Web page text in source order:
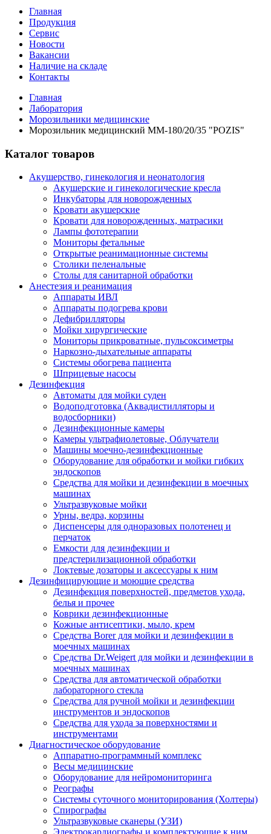
Главная
Продукция
Сервис
Новости
Вакансии
Наличие на складе
Контакты
Главная
Лаборатория
Морозильники медицинские
Морозильник медицинский ММ-180/20/35 "POZIS"
Каталог товаров
Акушерство, гинекология и неонатология
Акушерские и гинекологические креслa
Инкубаторы для новорожденных
Кровати акушерские
Кровати для новорожденных, матрасики
Лампы фототерапии
Мониторы фетальные
Открытые реанимационные системы
Столики пеленальные
Столы для санитарной обработки
Анестезия и реанимация
Аппараты ИВЛ
Аппараты подогрева крови
Дефибрилляторы
Мойки хирургические
Мониторы прикроватные, пульсоксиметры
Наркозно-дыхательные аппараты
Системы обогрева пациента
Шприцевые насосы
Дезинфекция
Автоматы для мойки суден
Водоподготовка (Аквадистилляторы и
водосборники)
Дезинфекционные камеры
Камеры ультрафиолетовые, Облучатели
Машины моечно-дезинфекционные
Оборудование для обработки и мойки гибких
эндоскопов
Средства для мойки и дезинфекции в моечных
машинах
Ультразвуковые мойки
Урны, ведра, корзины
Диспенсеры для одноразовых полотенец и
перчаток
Емкости для дезинфекции и
предстерилизационной обработки
Локтевые дозаторы и аксессуары к ним
Дезинфицирующие и моющие средства
Дезинфекция поверхностей, предметов ухода,
белья и прочее
Коврики дезинфекционные
Кожные антисептики, мыло, крем
Средства Borer для мойки и дезинфекции в
моечных машинах
Средства Dr.Weigert для мойки и дезинфекции в
моечных машинах
Средства для автоматической обработки
лабораторного стекла
Средства для ручной мойки и дезинфекции
инструментов и эндоскопов
Средства для ухода за поверхностями и
инструментами
Диагностическое оборудование
Аппаратно-программный комплекс
Весы медицинские
Оборудование для нейромониторинга
Реографы
Системы суточного мониторирования (Холтеры)
Спирографы
Ультразвуковые сканеры (УЗИ)